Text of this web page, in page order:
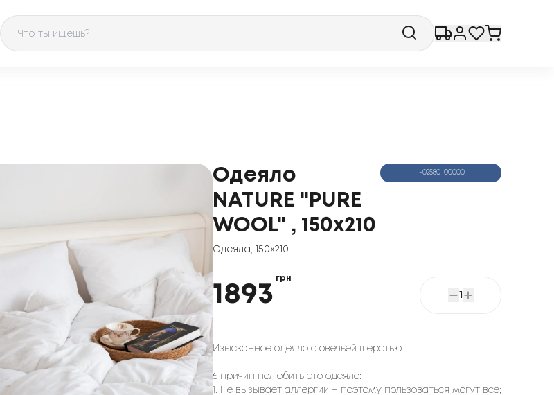
Одеяло
NATURE "PURE
WOOL" , 150x210
Одеяла 150x210
1-02580_00000
1893
грн
1
Изысканное одеяло с овечьей шерстью.
6 причин полюбить это одеяло:
1. Не вызывает аллергии – поэтому пользоваться могут все;